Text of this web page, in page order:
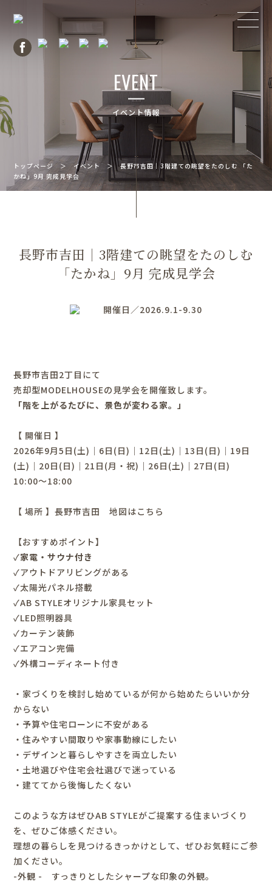
EVENT
イベント情報
トップページ＞イベント ＞長野市吉田｜3階建ての眺望をたのしむ 「た
かね」9月 完成見学会
長野市吉田｜3階建ての眺望をたのしむ
「たかね」9月 完成見学会
開催日／2026.9.1-9.30
長野市吉田2丁目にて
売却型MODELHOUSEの見学会を開催致します。
「階を上がるたびに、景色が変わる家。」
【 開催日 】
2026年9月5日(土)｜6日(日)｜12日(土)｜13日(日)｜19日
(土)｜20日(日)｜21日(月・祝)｜26日(土)｜27日(日)
10:00～18:00
【 場所 】長野市吉田地図はこちら
【おすすめポイント】
✓家電・サウナ付き
✓アウトドアリビングがある
✓太陽光パネル搭載
✓AB STYLEオリジナル家具セット
✓LED照明器具
✓カーテン装飾
✓エアコン完備
✓外構コーディネート付き
・家づくりを検討し始めているが何から始めたらいいか分
からない
・予算や住宅ローンに不安がある
・住みやすい間取りや家事動線にしたい
・デザインと暮らしやすさを両立したい
・土地選びや住宅会社選びで迷っている
・建ててから後悔したくない
このような方はぜひAB STYLEがご提案する住まいづくり
を、ぜひご体感ください。
理想の暮らしを見つけるきっかけとして、ぜひお気軽にご参
加ください。
-外観 - すっきりとしたシャープな印象の外観。